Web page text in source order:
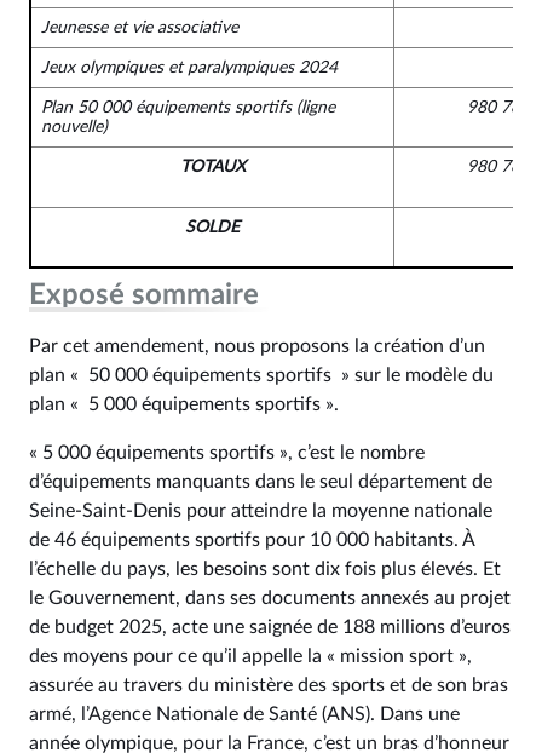
Jeunesse et vie associative
Jeux olympiques et paralympiques 2024
Plan 50 000 équipements sportifs (ligne
nouvelle)
980 789
TOTAUX 980 789
SOLDE
Exposé sommaire
Par cet amendement, nous proposons la création d’un
plan « 50 000 équipements sportifs » sur le modèle du
plan « 5 000 équipements sportifs ».
« 5 000 équipements sportifs », c’est le nombre
d’équipements manquants dans le seul département de
Seine-Saint-Denis pour atteindre la moyenne nationale
de 46 équipements sportifs pour 10 000 habitants. À
l’échelle du pays, les besoins sont dix fois plus élevés. Et
le Gouvernement, dans ses documents annexés au projet
de budget 2025, acte une saignée de 188 millions d’euros
des moyens pour ce qu’il appelle la « mission sport »,
assurée au travers du ministère des sports et de son bras
armé, l’Agence Nationale de Santé (ANS). Dans une
année olympique, pour la France, c’est un bras d’honneur